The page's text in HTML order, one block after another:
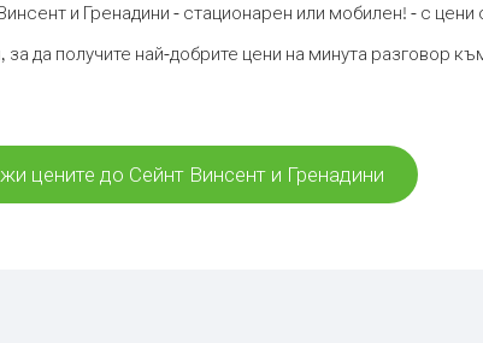
и Гренадини - стационарен или мобилен! - с цени
да получите най-добрите цени на минута разговор
цените до Сейнт Винсент и Гренадини